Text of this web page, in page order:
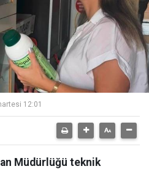
12:01
Müdürlüğü teknik